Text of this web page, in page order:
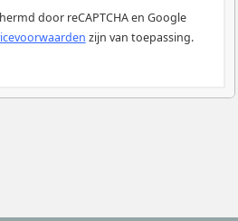
door reCAPTCHA en Google
zijn van toepassing.